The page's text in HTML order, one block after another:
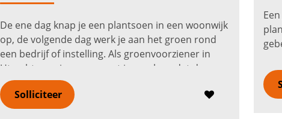
De ene dag knap je een plantsoen in een woonwijk
op, de volgende dag werk je aan het groen rond
een bedrijf of instelling. Als groenvoorziener in
Utrecht zorg je samen met jouw ploeg dat de
buitenruimte netjes, veilig en...
Solliciteer
in